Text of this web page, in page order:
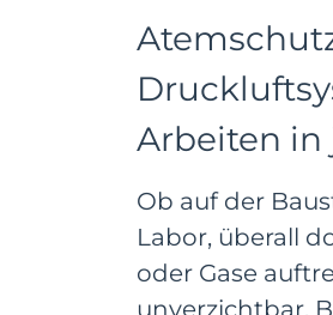
Arbeiten in
Ob auf der
Labor, überall
oder Gase
unverzichtbar.